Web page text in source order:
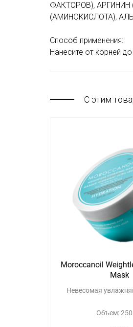
ФАКТОРОВ),
(АМИНОКИСЛОТА),
Способ применения:
Нанесите от корней
С этим
Moroccanoil
Mask
Невесомая
Объем: